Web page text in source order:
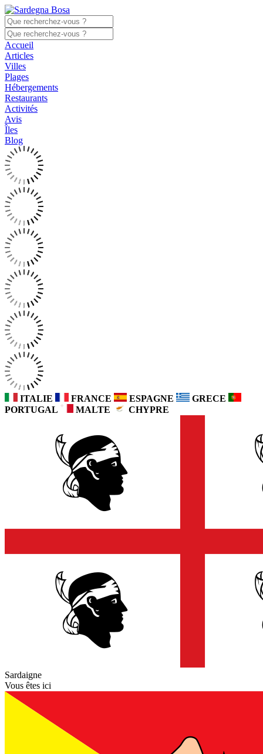
Accueil
Articles
Villes
Plages
Hébergements
Restaurants
Activités
Avis
Îles
Blog
ITALIE FRANCE ESPAGNE
GRECE
PORTUGAL
MALTE CHYPRE
Sardaigne
Vous êtes ici